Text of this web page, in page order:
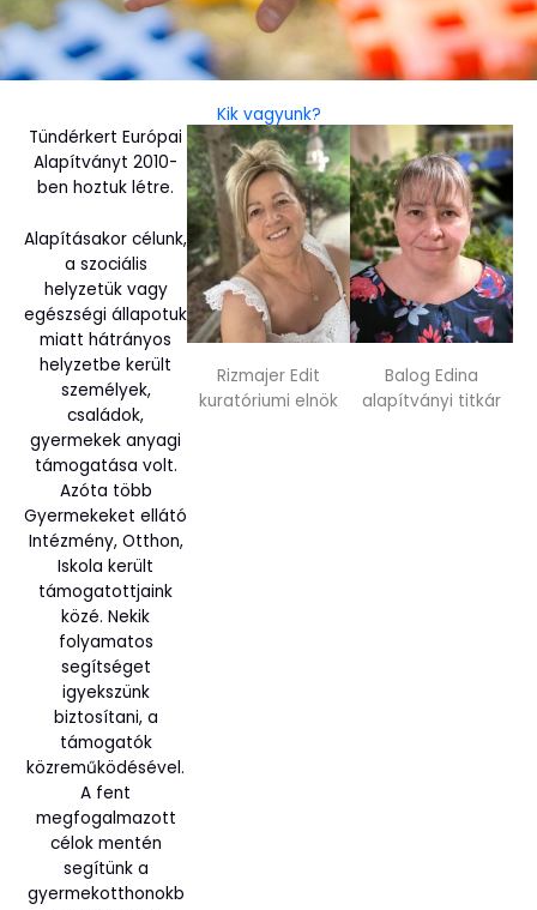
Kik vagyunk?
Tündérkert Európai
Alapítványt 2010-
ben hoztuk létre.
Alapításakor célunk,
a szociális
helyzetük vagy
egészségi állapotuk
miatt hátrányos
helyzetbe került
személyek,
családok,
gyermekek anyagi
támogatása volt.
Azóta több
Gyermekeket ellátó
Intézmény, Otthon,
Iskola került
támogatottjaink
közé. Nekik
folyamatos
segítséget
igyekszünk
biztosítani, a
támogatók
közreműködésével.
A fent
megfogalmazott
célok mentén
segítünk a
gyermekotthonokb
Rizmajer Edit
kuratóriumi elnök
Balog Edina
alapítványi titkár